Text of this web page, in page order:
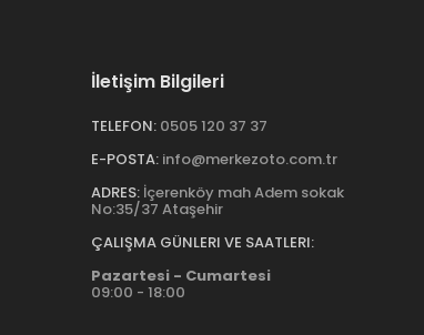
İletişim Bilgileri
TELEFON: 0505 120 37 37
E-POSTA: info@merkezoto.com.tr
ADRES: İçerenköy mah Adem sokak
No:35/37 Ataşehir
ÇALIŞMA GÜNLERI VE SAATLERI:
Pazartesi - Cumartesi
09:00 - 18:00